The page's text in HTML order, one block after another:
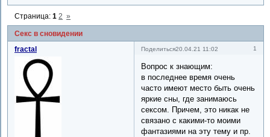
Секс в сновидении
Страница:1 2 »
Поделиться 1
20.04.21 11:02
fractal
Вопрос к знающим:
в последнее время очень
часто имеют место быть очень
яркие сны, где занимаюсь
сексом. Причем, это никак не
связано с какими-то моими
фантазиями на эту тему и пр.